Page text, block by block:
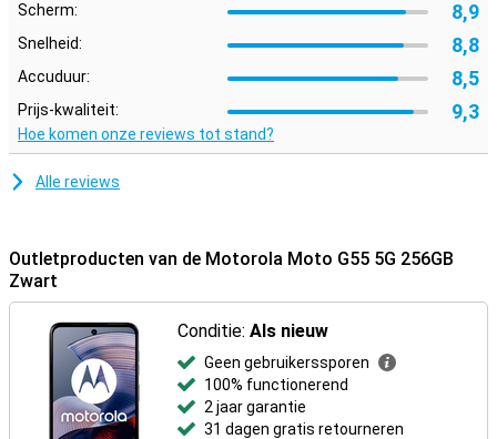
Scherm: 8,9
Snelheid: 8,8
Accuduur: 8,5
Prijs-kwaliteit: 9,3
Hoe komen onze reviews tot stand?
Alle reviews
Outletproducten van de Motorola Moto G55 5G 256GB
Zwart
Conditie:Als nieuw
Geen gebruikerssporen
100% functionerend
2 jaar garantie
31 dagen gratis retourneren